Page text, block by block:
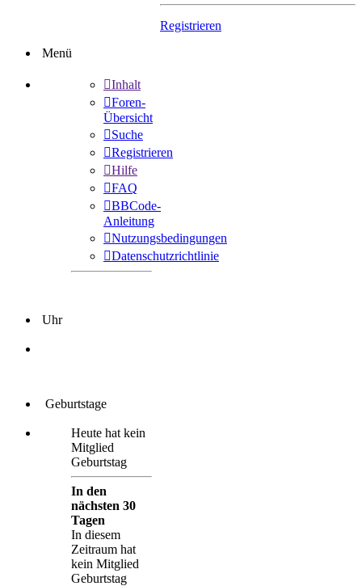
Registrieren
Menü
Inhalt
Foren-
Übersicht
Suche
Registrieren
Hilfe
FAQ
BBCode-
Anleitung
Nutzungsbedingungen
Datenschutzrichtlinie
Uhr
Geburtstage
Heute hat kein
Mitglied
Geburtstag
In den
nächsten 30
Tagen
In diesem
Zeitraum hat
kein Mitglied
Geburtstag